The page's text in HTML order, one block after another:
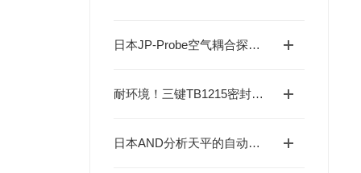
日本JP-Probe空气耦合探头的安装与使用技巧说明
耐环境！三键TB1215密封胶获高评价，覆盖高低温与耐油场景
日本AND分析天平的自动化功能与操作简化